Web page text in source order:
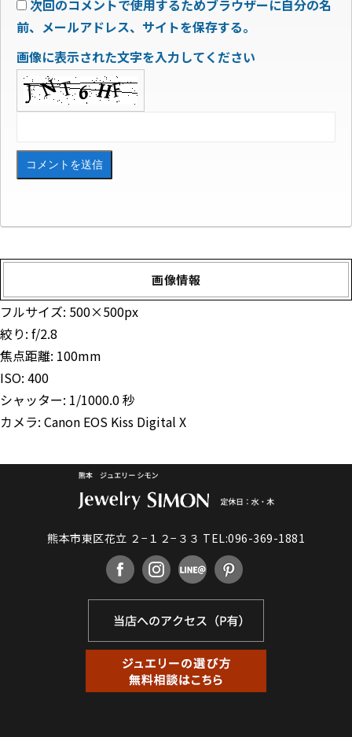
次回のコメントで使用するためブラウザーに自分の名
前、メールアドレス、サイトを保存する。
画像に表示された文字を入力してください
画像情報
フルサイズ: 500×500px
絞り: f/2.8
焦点距離: 100mm
ISO: 400
シャッター: 1/1000.0 秒
カメラ: Canon EOS Kiss Digital X
熊本市東区花立 ２−１２−３３ TEL:096-369-1881